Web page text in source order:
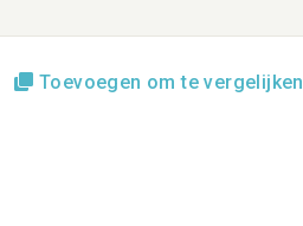
Toevoegen om te vergelijken